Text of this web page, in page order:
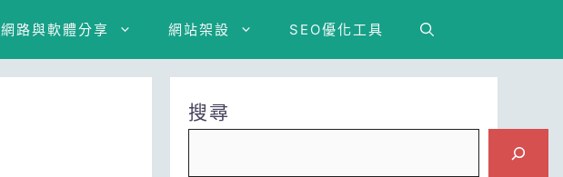
網路與軟體分享 網站架設 SEO優化工具
搜尋